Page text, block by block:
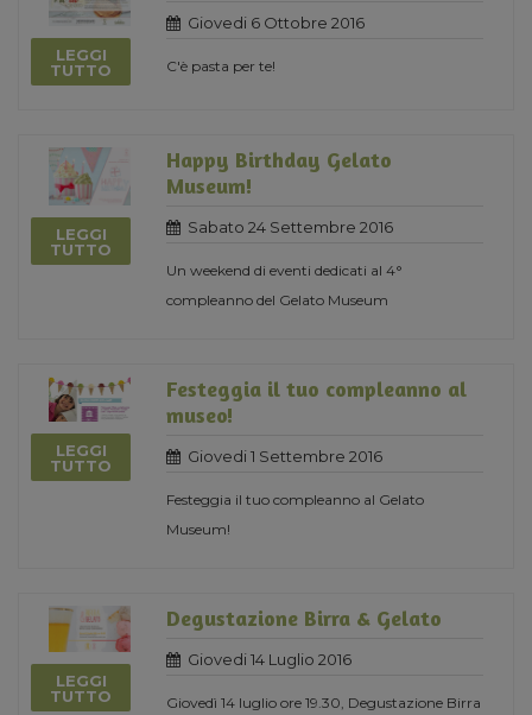
LEGGI
TUTTO
Giovedi 6 Ottobre 2016
C'è pasta per te!
LEGGI
TUTTO
Happy Birthday Gelato
Museum!
Sabato 24 Settembre 2016
Un weekend di eventi dedicati al 4°
compleanno del Gelato Museum
LEGGI
TUTTO
Festeggia il tuo compleanno al
museo!
Giovedi 1 Settembre 2016
Festeggia il tuo compleanno al Gelato
Museum!
LEGGI
TUTTO
Degustazione Birra & Gelato
Giovedi 14 Luglio 2016
Giovedì 14 luglio ore 19.30, Degustazione Birra